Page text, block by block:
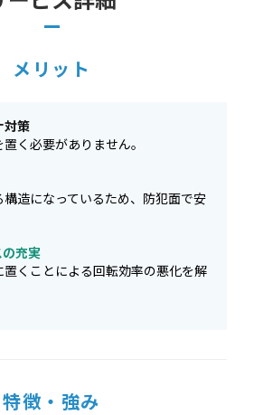
メリット
対策
く必要がありません。
造になっているため、防犯面で安
充実
くことによる回転効率の悪化を解
特徴・強み